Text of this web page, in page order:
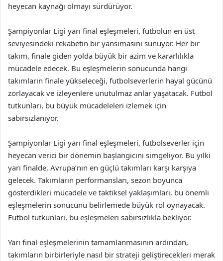
heyecan kaynağı olmayı sürdürüyor.
Şampiyonlar Ligi yarı final eşleşmeleri, futbolun en üst
seviyesindeki rekabetin bir yansımasını sunuyor. Her bir
takım, finale giden yolda büyük bir azim ve kararlılıkla
mücadele edecek. Bu eşleşmelerin sonucunda hangi
takımların finale yükseleceği, futbolseverlerin hayal gücünü
zorlayacak ve izleyenlere unutulmaz anlar yaşatacak. Futbol
tutkunları, bu büyük mücadeleleri izlemek için
sabırsızlanıyor.
Şampiyonlar Ligi yarı final eşleşmeleri, futbolseverler için
heyecan verici bir dönemin başlangıcını simgeliyor. Bu yılki
yarı finalde, Avrupa’nın en güçlü takımları karşı karşıya
gelecek. Takımların performansları, sezon boyunca
gösterdikleri mücadele ve taktiksel yaklaşımları, bu önemli
eşleşmelerin sonucunu belirlemede büyük rol oynayacak.
Futbol tutkunları, bu eşleşmeleri sabırsızlıkla bekliyor.
Yarı final eşleşmelerinin tamamlanmasının ardından,
takımların birbirleriyle nasıl bir strateji geliştirecekleri merak